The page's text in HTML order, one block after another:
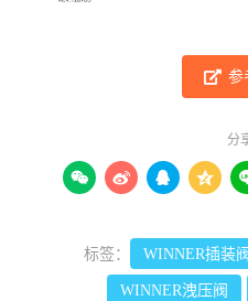
参
分
   
标签： WINNER插装阀
WINNER洩压阀